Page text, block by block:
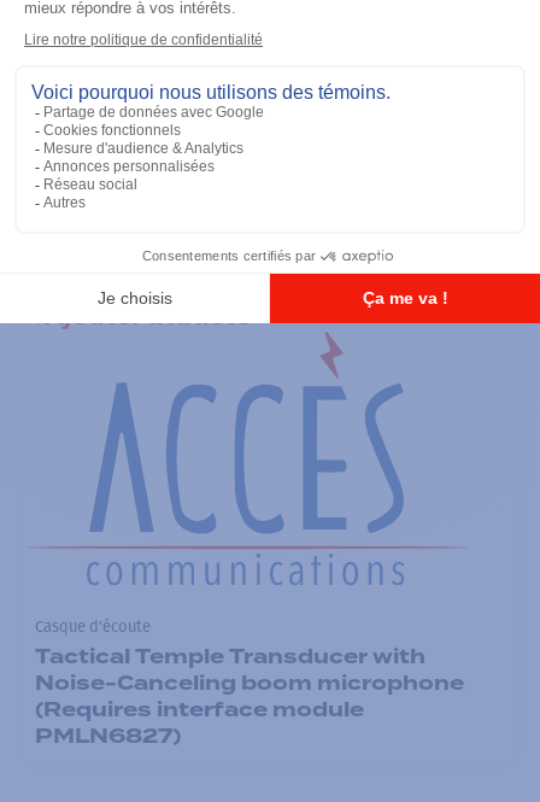
Casque d'écoute
with interface module PMLN6827)
Ajouter à la liste
Casque d'écoute
Tactical Temple Transducer with
Noise-Canceling boom microphone
(Requires interface module
PMLN6827)